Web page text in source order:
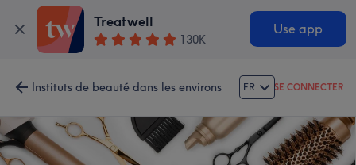
Treatwell
130K
Use app
Instituts de beauté dans les environs FR SE CONNECTER